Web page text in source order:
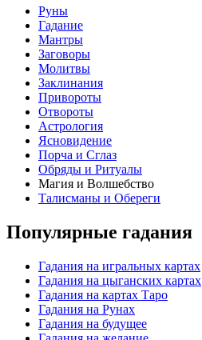
Руны
Гадание
Мантры
Заговоры
Молитвы
Заклинания
Привороты
Отвороты
Астрология
Ясновидение
Порча и Сглаз
Обряды и Ритуалы
Магия и Волшебство
Талисманы и Обереги
Популярные гадания
Гадания на игральных картах
Гадания на цыганских картах
Гадания на картах Таро
Гадания на Рунах
Гадания на будущее